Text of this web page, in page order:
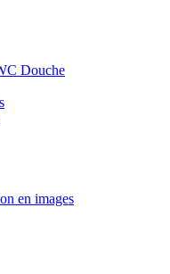
Douche
en images